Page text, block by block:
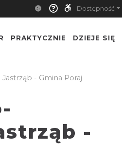
Dostępność
PRAKTYCZNIE DZIEJE SIĘ
- Gmina Poraj
-